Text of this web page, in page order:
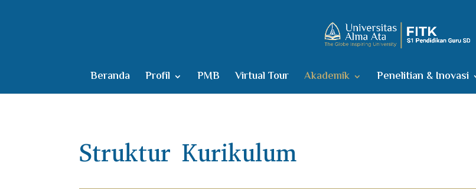
Beranda Profil PMB Virtual Tour Akademik Penelitian & Inovasi
Struktur Kurikulum